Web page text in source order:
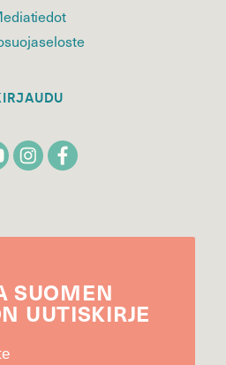
SUOMEN
UUTIS­KIRJE